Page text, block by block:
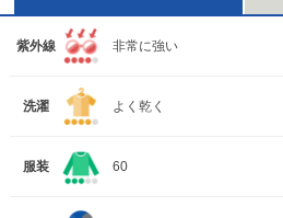
紫外線 非常に強い
洗濯 よく乾く
服装 60